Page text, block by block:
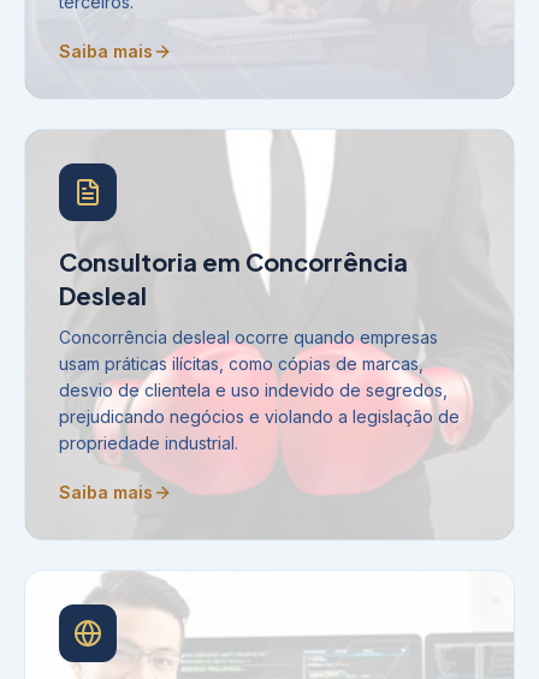
Saiba mais
Consultoria em Concorrência
Desleal
Concorrência desleal ocorre quando empresas
usam práticas ilícitas, como cópias de marcas,
desvio de clientela e uso indevido de segredos,
prejudicando negócios e violando a legislação de
propriedade industrial.
Saiba mais